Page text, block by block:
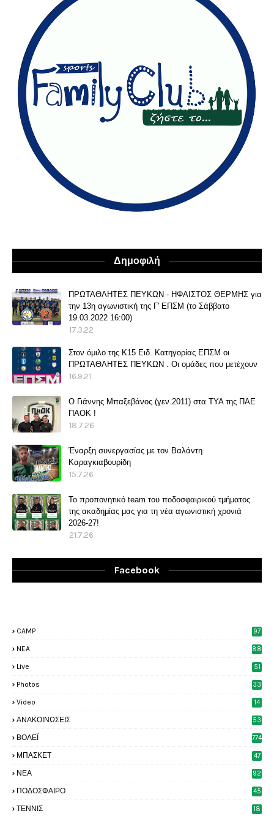
Δημοφιλή
ΠΡΩΤΑΘΛΗΤΕΣ ΠΕΥΚΩΝ - ΗΦΑΙΣΤΟΣ ΘΕΡΜΗΣ για
την 13η αγωνιστική της Γ' ΕΠΣΜ (το Σάββατο
19.03.2022 16:00)
17.3.22
Στον όμιλο της Κ15 Ειδ. Κατηγορίας ΕΠΣΜ οι
ΠΡΩΤΑΘΛΗΤΕΣ ΠΕΥΚΩΝ . Οι ομάδες που μετέχουν
16.9.21
O Γιάννης Μπαξεβάνος (γεν.2011) στα ΤΥΑ της ΠΑΕ
ΠΑΟΚ !
18.7.26
Έναρξη συνεργασίας με τον Βαλάντη
Καραγκιαβουρίδη
15.7.26
Το προπονητικό team του ποδοσφαιρικού τμήματος
της ακαδημίας μας για τη νέα αγωνιστική χρονιά
2026-27!
21.7.26
Facebook
CAMP 97
NEA 88
Live 51
Photos
33
Video
14
ΑΝΑΚΟΙΝΩΣΕΙΣ
53
ΒΟΛΕΪ 774
ΜΠΑΣΚΕΤ
47
ΝΕΑ
92
ΠΟΔΟΣΦΑΙΡΟ
45
ΤΕΝΝΙΣ
18